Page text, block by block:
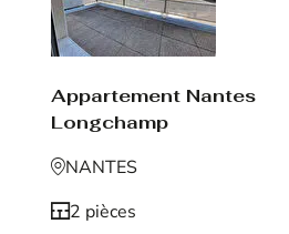
Appartement Nantes
Longchamp
NANTES
2 pièces